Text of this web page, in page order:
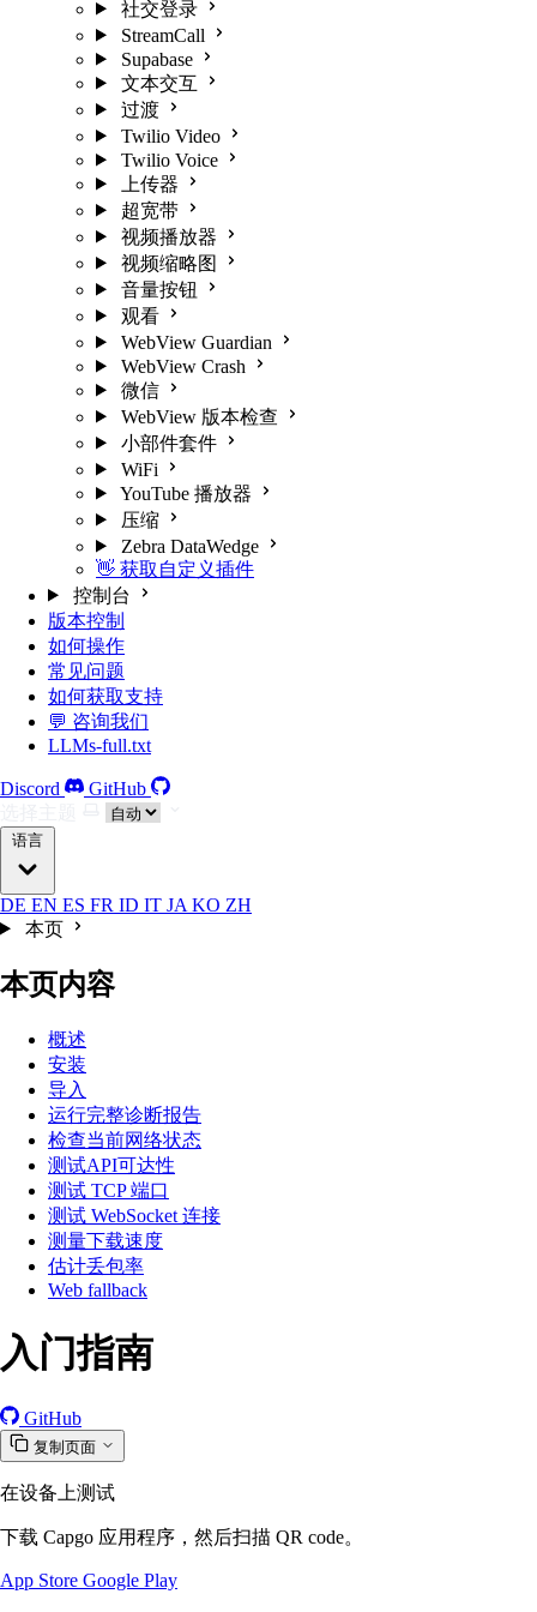
社交登录
StreamCall
Supabase
文本交互
过渡
Twilio Video
Twilio Voice
上传器
超宽带
视频播放器
视频缩略图
音量按钮
观看
WebView Guardian
WebView Crash
微信
WebView 版本检查
小部件套件
WiFi
YouTube 播放器
压缩
Zebra DataWedge
👋 获取自定义插件
控制台
版本控制
如何操作
常见问题
如何获取支持
💬 咨询我们
LLMs-full.txt
Discord
GitHub
语言
DE EN ES FR ID IT JA KO ZH
本页
本页内容
概述
安装
导入
运行完整诊断报告
检查当前网络状态
测试API可达性
测试 TCP 端口
测试 WebSocket 连接
测量下载速度
估计丢包率
Web fallback
入门指南
GitHub
复制页面
在设备上测试
下载 Capgo 应用程序，然后扫描 QR code。
App Store Google Play